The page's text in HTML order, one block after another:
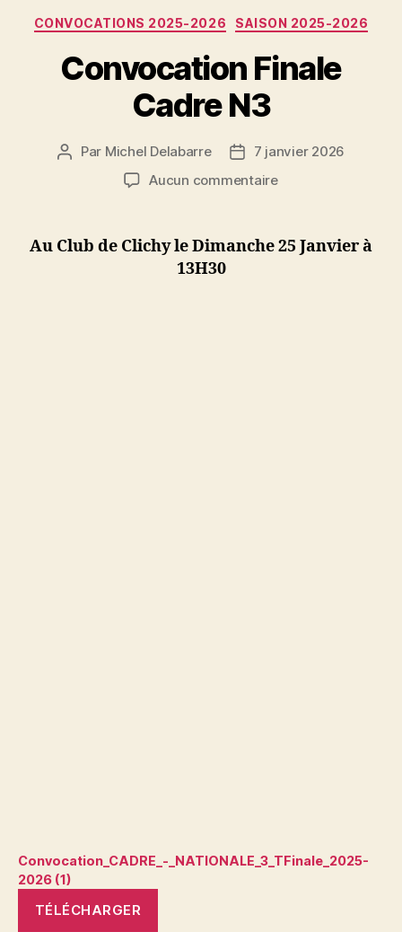
Catégories
CONVOCATIONS 2025-2026 SAISON 2025-2026
Convocation Finale
Cadre N3
Auteur
Par Michel Delabarre
Date7 janvier 2026
Aucun commentairesur
Cadre
Au Club de Clichy le Dimanche 25 Janvier à
13H30
Convocation_CADRE_-_NATIONALE_3_TFinale_2025-
2026 (1)
TÉLÉCHARGER